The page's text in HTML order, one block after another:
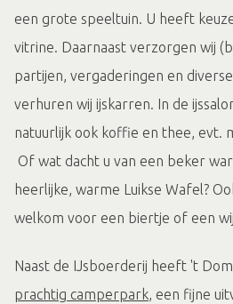
een grote speeltuin. U heeft
vitrine. Daarnaast verzorgen wij
partijen, vergaderingen en
verhuren wij ijskarren. In de
natuurlijk ook koffie en thee, evt.
Of wat dacht u van een beker
heerlijke, warme Luikse Wafel?
welkom voor een biertje of een
Naast de IJsboerderij heeft 't
prachtig camperpark, een fijne